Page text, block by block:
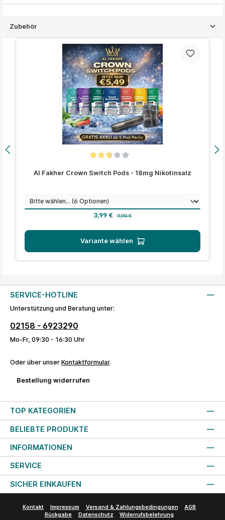
Zubehör
Produktgalerie überspringen
Al Fakher Crown Switch Pods - 18mg Nikotinsalz
Geschmackauswählen
Verkaufspreis:
3,99 € 9,90 €
Variante wählen
SERVICE-HOTLINE
Unterstützung und Beratung unter:
02158 - 6923290
Mo-Fr, 09:30 - 16:30 Uhr
Oder über unser Kontaktformular.
Bestellung widerrufen
TOP KATEGORIEN
BELIEBTE PRODUKTE
INFORMATIONEN
SERVICE
SICHER EINKAUFEN
Kontakt Impressum Versand & Zahlungsbedingungen
AGB
Rückgabe
Datenschutz
Widerrufsbelehrung